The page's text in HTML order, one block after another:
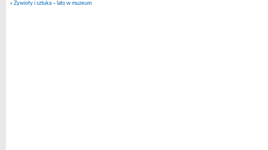
« Żywioły i sztuka – lato w muzeum